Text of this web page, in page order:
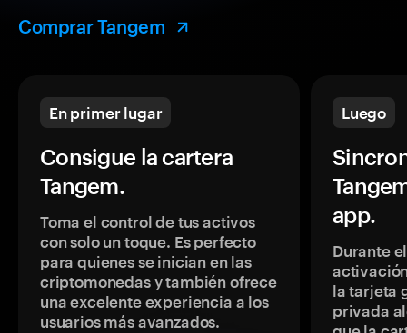
Comprar Tangem
En primer lugar
Consigue la cartera
Tangem.
Toma el control de tus activos
con solo un toque. Es perfecto
para quienes se inician en las
criptomonedas y también ofrece
una excelente experiencia a los
usuarios más avanzados.
Luego
app.
Durante
la tarjeta
privada